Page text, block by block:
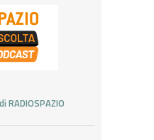
RADIOSPAZIO